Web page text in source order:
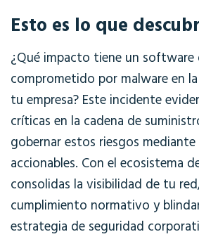
Esto es lo que
¿Qué impacto tiene un software
comprometido por malwareen
tu empresa? Este incidente
críticas en la cadena de
gobernar estos riesgos
accionables. Con el ecosistema
consolidas la visibilidad de tu
cumplimiento normativo y
estrategia de seguridad